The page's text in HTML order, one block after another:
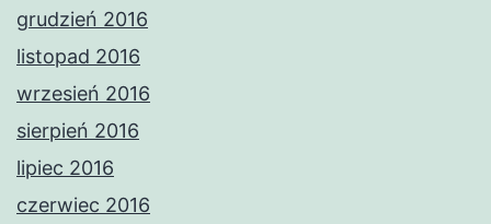
grudzień 2016
listopad 2016
wrzesień 2016
sierpień 2016
lipiec 2016
czerwiec 2016